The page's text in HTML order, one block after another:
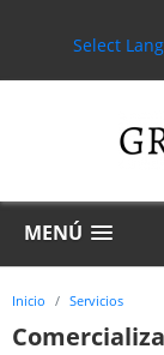
Select
MENÚ
Inicio Servicios